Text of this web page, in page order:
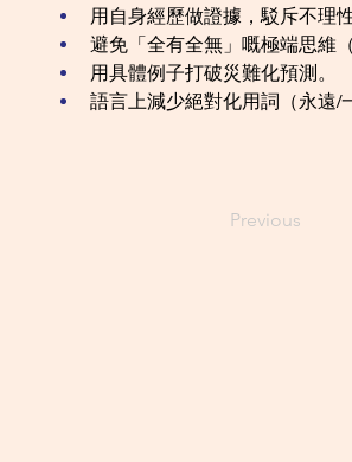
用自身經歷做證據，駁斥不理性
避免「全有全無」嘅極端思維
用具體例子打破災難化預測。
語言上減少絕對化用詞（永遠/
Previous